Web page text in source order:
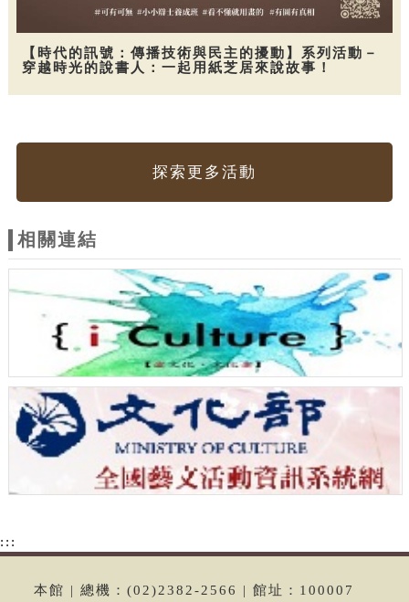
【時代的訊號：傳播技術與民主的擾動】系列活動－
穿越時光的說書人：一起用紙芝居來說故事！
探索更多活動
相關連結
:::
本館 | 總機：(02)2382-2566 | 館址：100007